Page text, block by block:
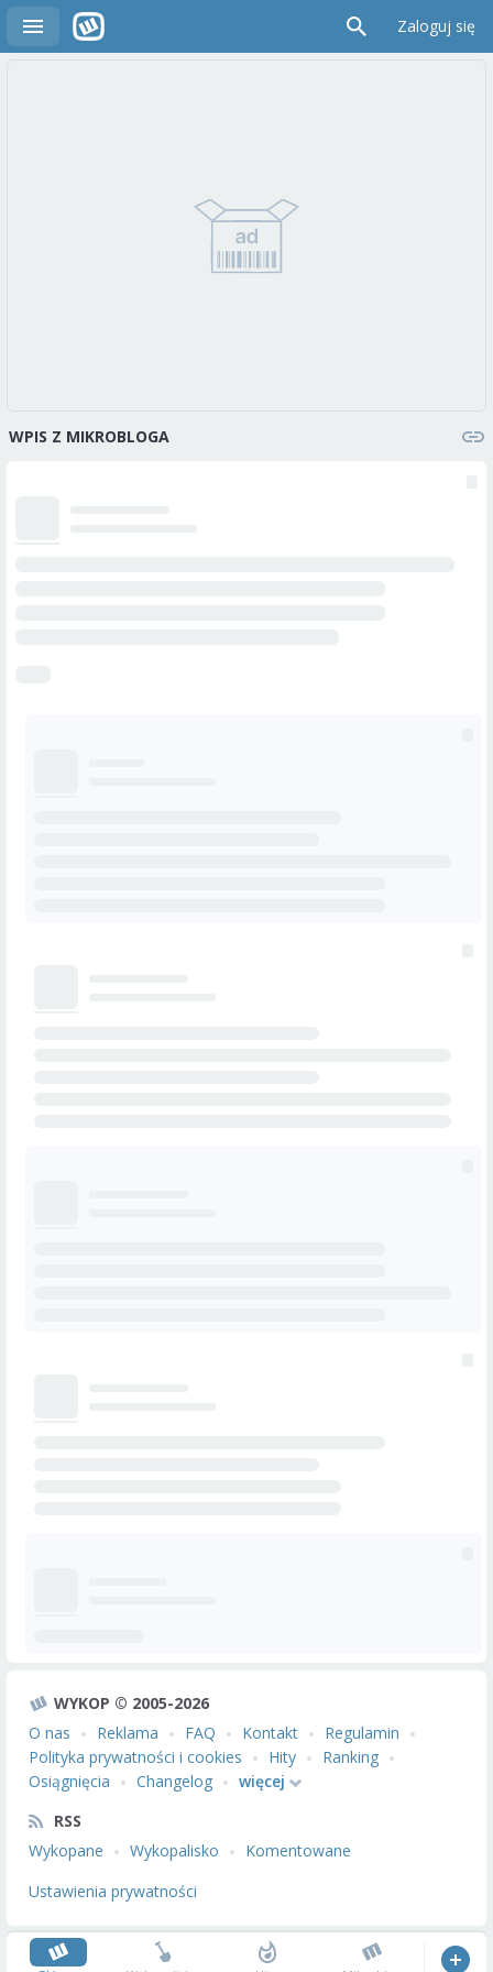
Zaloguj się
WPIS Z MIKROBLOGA
WYKOP © 2005-2026
O nas
Reklama FAQ Kontakt
Regulamin
Polityka prywatności i cookies
Hity
Ranking
Osiągnięcia
Changelog
więcej
RSS
Wykopane
Wykopalisko
Komentowane
Ustawienia prywatności